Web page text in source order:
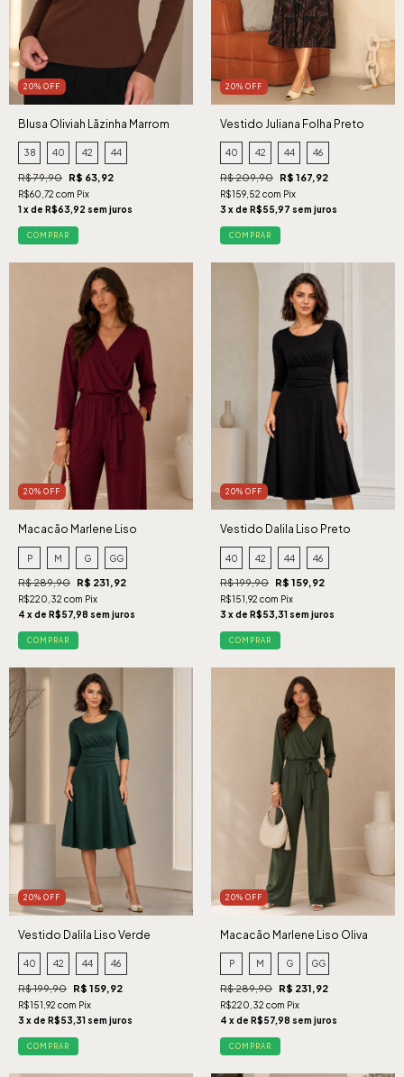
20% OFF
Blusa Oliviah Lãzinha Marrom
38 40 42 44
R$ 79,90 R$ 63,92
R$60,72 com Pix
1 x de R$63,92 sem juros
COMPRAR
20% OFF
Vestido Juliana Folha Preto
40 42 44 46
R$ 209,90 R$ 167,92
R$159,52 com Pix
3 x de R$55,97 sem juros
COMPRAR
20% OFF
Macacão Marlene Liso
Cabernet
P M G GG
R$ 289,90 R$ 231,92
R$220,32 com Pix
4 x de R$57,98 sem juros
COMPRAR
20% OFF
Vestido Dalila Liso Preto
40 42 44 46
R$ 199,90 R$ 159,92
R$151,92 com Pix
3 x de R$53,31 sem juros
COMPRAR
20% OFF
Vestido Dalila Liso Verde
40 42 44 46
R$ 199,90 R$ 159,92
R$151,92 com Pix
3 x de R$53,31 sem juros
COMPRAR
20% OFF
Macacão Marlene Liso Oliva
P M G GG
R$ 289,90 R$ 231,92
R$220,32 com Pix
4 x de R$57,98 sem juros
COMPRAR